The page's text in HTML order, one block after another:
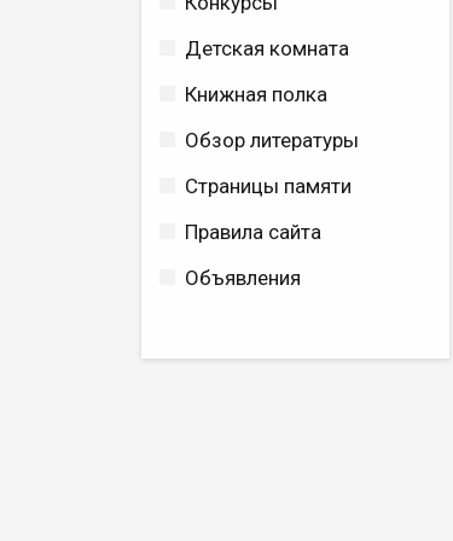
Детская комната
Книжная полка
Обзор литературы
Страницы памяти
Правила сайта
Объявления